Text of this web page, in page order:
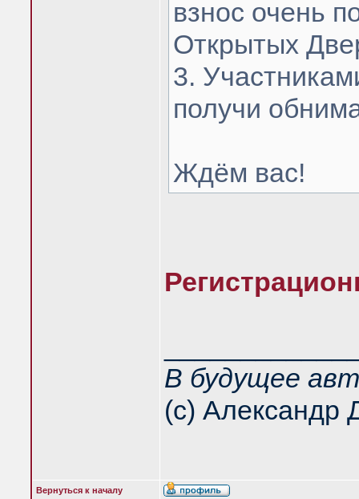
взнос очень
Открытых
3.
получи
Ждём вас!
В будущее
(с) Александр
Вернуться к началу